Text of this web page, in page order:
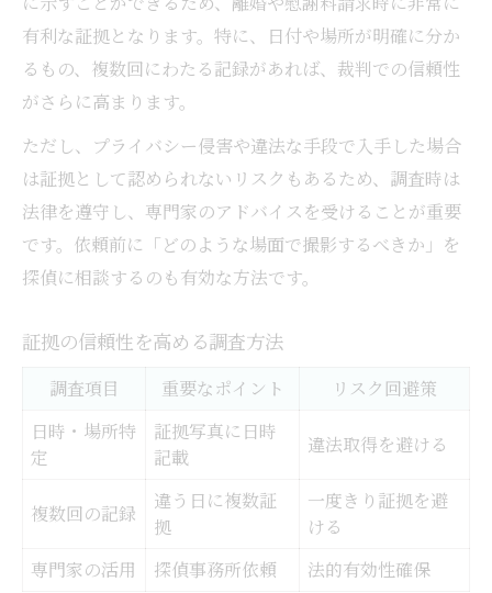
有利な証拠となります。特に、日付や場所が明確に分か
るもの、複数回にわたる記録があれば、裁判での信頼性
がさらに高まります。
ただし、プライバシー侵害や違法な手段で入手した場合
は証拠として認められないリスクもあるため、調査時は
法律を遵守し、専門家のアドバイスを受けることが重要
です。依頼前に「どのような場面で撮影するべきか」を
探偵に相談するのも有効な方法です。
証拠の信頼性を高める調査方法
調査項目 重要なポイント
リスク回避策
日時・場所特
定
証拠写真に日時
記載
違法取得を避ける
複数回の記録
違う日に複数証
拠
一度きり証拠を避
ける
専門家の活用
探偵事務所依頼 法的有効性確保